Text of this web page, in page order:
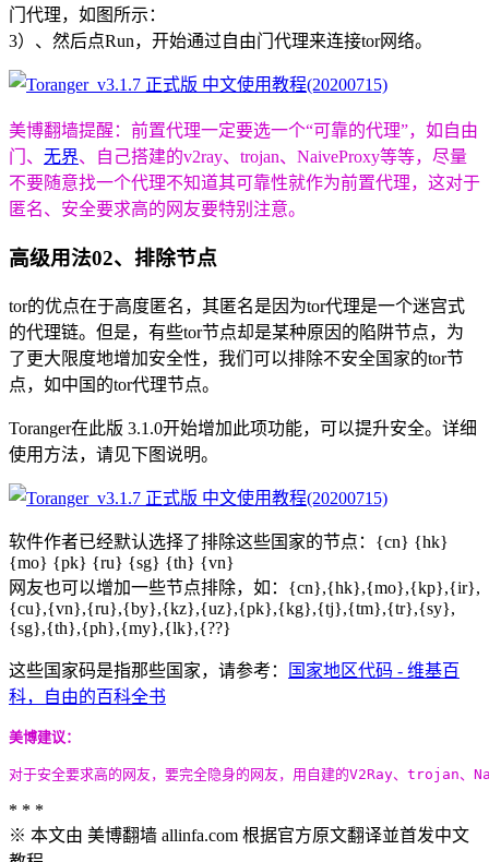
门代理，如图所示：
3）、然后点Run，开始通过自由门代理来连接tor网络。
美博翻墙提醒：前置代理一定要选一个“可靠的代理”，如自由
门、 无界、自己搭建的v2ray、trojan、NaiveProxy等等，尽量
不要随意找一个代理不知道其可靠性就作为前置代理，这对于
匿名、安全要求高的网友要特别注意。
高级用法02、排除节点
tor的优点在于高度匿名，其匿名是因为tor代理是一个迷宫式
的代理链。但是，有些tor节点却是某种原因的陷阱节点，为
了更大限度地增加安全性，我们可以排除不安全国家的tor节
点，如中国的tor代理节点。
Toranger在此版 3.1.0开始增加此项功能，可以提升安全。详细
使用方法，请见下图说明。
软件作者已经默认选择了排除这些国家的节点：{cn} {hk}
{mo} {pk} {ru} {sg} {th} {vn}
网友也可以增加一些节点排除，如：{cn},{hk},{mo},{kp},{ir},
{cu},{vn},{ru},{by},{kz},{uz},{pk},{kg},{tj},{tm},{tr},{sy},
{sg},{th},{ph},{my},{lk},{??}
这些国家码是指那些国家，请参考：
国家地区代码 - 维基百
科，自由的百科全书
美博建议：
对于安全要求高的网友，要完全隐身的网友，用自建的V2Ray、trojan
* * *
※ 本文由 美博翻墙 allinfa.com 根据官方原文翻译並首发中文